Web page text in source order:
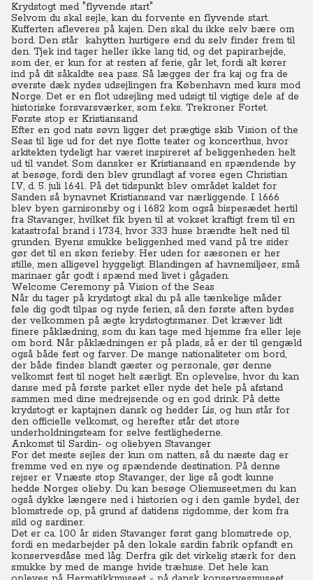
Krydstogt med "flyvende start"
Selvom du skal sejle, kan du forvente en flyvende start.
Kufferten afleveres på kajen. Den skal du ikke selv bære om
bord. Den står kahytten hurtigere end du selv finder frem til
den. Tjek ind tager heller ikke lang tid, og det papirarbejde,
som der, er kun for at resten af ferie, går let, fordi alt kører
ind på dit såkaldte sea pass. Så lægges der fra kaj og fra de
øverste dæk nydes udsejlingen fra København med kurs mod
Norge. Det er en flot udsejling med udsigt til vigtige dele af de
historiske forsvarsværker, som f.eks. Trekroner Fortet.
Første stop er Kristiansand
Efter en god nats søvn ligger det prægtige skib Vision of the
Seas til lige ud for det nye flotte teater og koncerthus, hvor
arkitekten tydeligt har været inspireret af beliggenheden helt
ud til vandet. Som dansker er Kristiansand en spændende by
at besøge, fordi den blev grundlagt af vores egen Christian
IV, d. 5. juli 1641. På det tidspunkt blev området kaldet for
Sanden så bynavnet Kristiansand var nærliggende. I 1666
blev byen garnisonsby og i 1682 kom også bispesædet hertil
fra Stavanger, hvilket fik byen til at vokset kraftigt frem til en
katastrofal brand i 1734, hvor 333 huse brændte helt ned til
grunden. Byens smukke beliggenhed med vand på tre sider
gør det til en skøn ferieby. Her uden for sæsonen er her
stille, men alligevel hyggeligt. Blandingen af havnemiljøer, små
marinaer går godt i spænd med livet i gågaden.
Welcome Ceremony på Vision of the Seas
Når du tager på krydstogt skal du på alle tænkelige måder
føle dig godt tilpas og nyde ferien, så den første aften bydes
der velkommen på ægte krydstogtsmaner. Det kræver lidt
finere påklædning, som du kan tage med hjemme fra eller leje
om bord. Når påklædningen er på plads, så er der til gengæld
også både fest og farver. De mange nationaliteter om bord,
der både findes blandt gæster og personale, gør denne
velkomst fest til noget helt særligt. En oplevelse, hvor du kan
danse med på første parket eller nyde det hele på afstand
sammen med dine medrejsende og en god drink. På dette
krydstogt er kaptajnen dansk og hedder Lis, og hun står for
den officielle velkomst, og herefter står det store
underholdningsteam for selve festlighederne.
Ankomst til Sardin- og oliebyen Stavanger
For det meste sejles der kun om natten, så du næste dag er
fremme ved en nye og spændende destination. På denne
rejser er Vnæste stop Stavanger, der lige så godt kunne
hedde Norges olieby. Du kan besøge Oliemuseet,men du kan
også dykke længere ned i historien og i den gamle bydel, der
blomstrede op, på grund af datidens rigdomme, der kom fra
sild og sardiner.
Det er ca. 100 år siden Stavanger først gang blomstrede op,
fordi en medarbejder på den lokale sardin fabrik opfandt en
konservesdåse med låg. Derfra gik det virkelig stærk for den
smukke by med de mange hvide træhuse. Det hele kan